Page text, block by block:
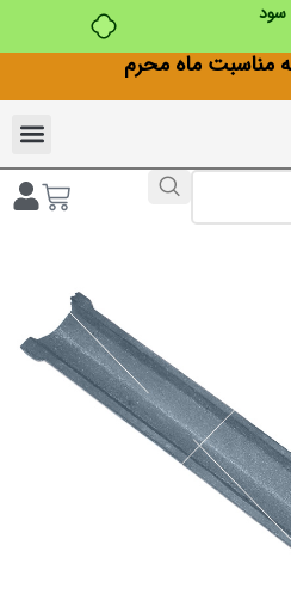
سود
مناسبت ماه محرم